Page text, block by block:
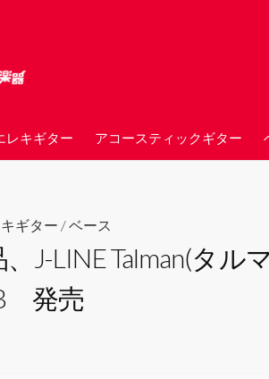
レキギター アコースティックギター
ギター /ベース
、J-LINE Talman(タ
発売